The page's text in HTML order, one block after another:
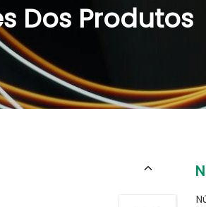
Dos Produtos